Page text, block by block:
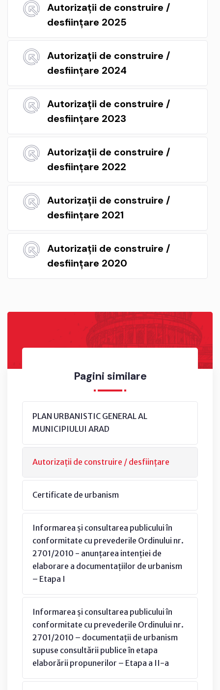
Pagini similare
PLAN URBANISTIC GENERAL AL
MUNICIPIULUI ARAD
Autorizații de construire / desființare
Certificate de urbanism
Informarea și consultarea publicului în
conformitate cu prevederile Ordinului nr.
2701/2010 - anunțarea intenției de
elaborare a documentațiilor de urbanism
– Etapa I
Informarea și consultarea publicului în
conformitate cu prevederile Ordinului nr.
2701/2010 – documentații de urbanism
supuse consultării publice în etapa
elaborării propunerilor – Etapa a II-a
Autorizații de construire /
desființare 2025
Autorizații de construire /
desființare 2024
Autorizații de construire /
desființare 2023
Autorizații de construire /
desființare 2022
Autorizații de construire /
desființare 2021
Autorizații de construire /
desființare 2020